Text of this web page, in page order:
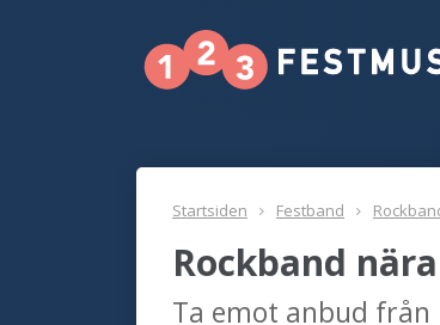
Startsiden Festband
Rockband
Ta emot anbud